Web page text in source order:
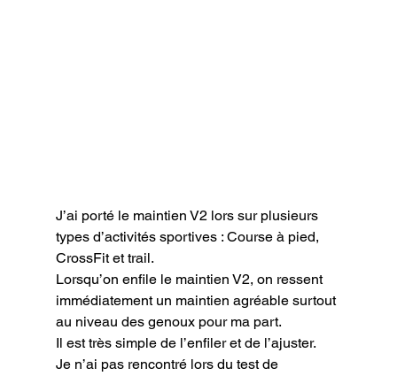
J’ai porté le maintien V2 lors sur plusieurs
types d’activités sportives : Course à pied,
CrossFit et trail.
Lorsqu’on enfile le maintien V2, on ressent
immédiatement un maintien agréable surtout
au niveau des genoux pour ma part.
Il est très simple de l’enfiler et de l’ajuster.
Je n’ai pas rencontré lors du test de